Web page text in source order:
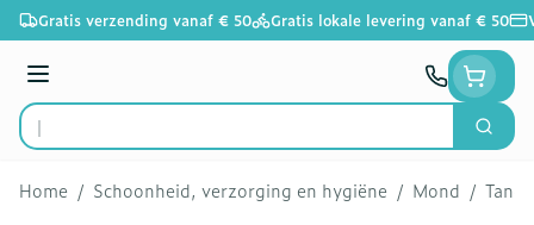
Ga naar de inhoud
Gratis verzending vanaf € 50 Gratis lokale levering vanaf € 50
Menu
Product, merk, categorie...
Zoek
Home / Schoonheid, verzorging en hygiëne / Mond /